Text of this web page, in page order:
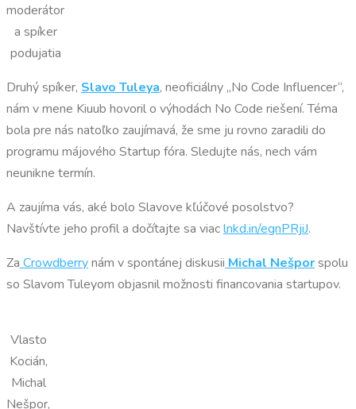
moderátor
a spíker
podujatia
Druhý spíker, Slavo Tuleya, neoficiálny „No Code Influencer“,
nám v mene Kiuub hovoril o výhodách No Code riešení. Téma
bola pre nás natoľko zaujímavá, že sme ju rovno zaradili do
programu májového Startup fóra. Sledujte nás, nech vám
neunikne termín.
A zaujíma vás, aké bolo Slavove kľúčové posolstvo?
Navštívte jeho profil a dočítajte sa viaclnkd.in/egnPRjiJ.
Za Crowdberrynám v spontánej diskusii Michal Nešporspolu
so Slavom Tuleyom objasnil možnosti financovania startupov.
Vlasto
Kocián,
Michal
Nešpor,